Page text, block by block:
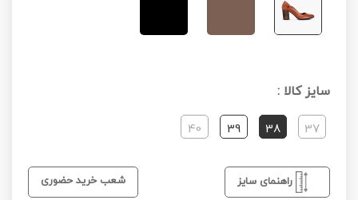
سایز کالا :
37
38
39
40
راهنمای سایز شعب خرید حضوری